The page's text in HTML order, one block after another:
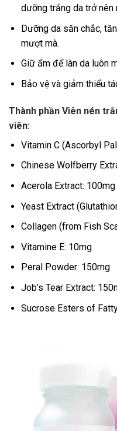
dưỡng trắng da trở nên
Dưỡng da săn chắc,
mượt mà.
Giữ ẩm để làn da luôn
Bảo vệ và giảm thiểu
Thành phần Viên nén
viên:
Vitamin C (Ascorbyl
Chinese Wolfberry
Acerola Extract: 100mg
Yeast Extract
Collagen (from Fish
Vitamine E: 10mg
Peral Powder: 150mg
Job’s Tear Extract:
Sucrose Esters of